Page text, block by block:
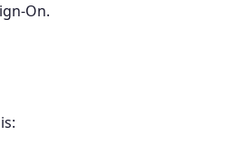
On.